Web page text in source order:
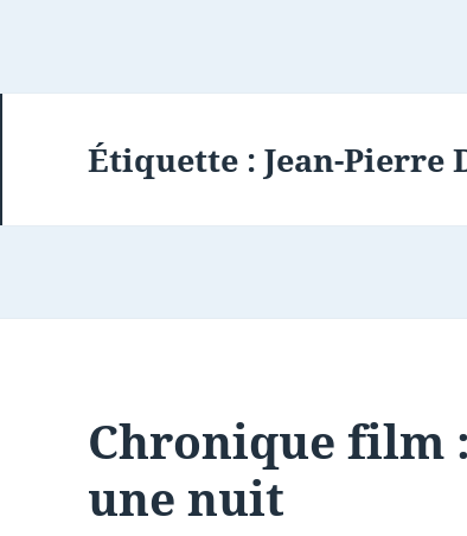
Étiquette :Jean-Pierre
Chronique film
une nuit